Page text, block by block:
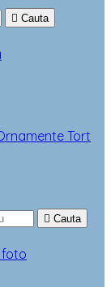
 Cauta
Tort
 Cauta
foto